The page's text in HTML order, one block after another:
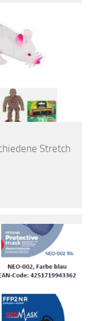
Stretch